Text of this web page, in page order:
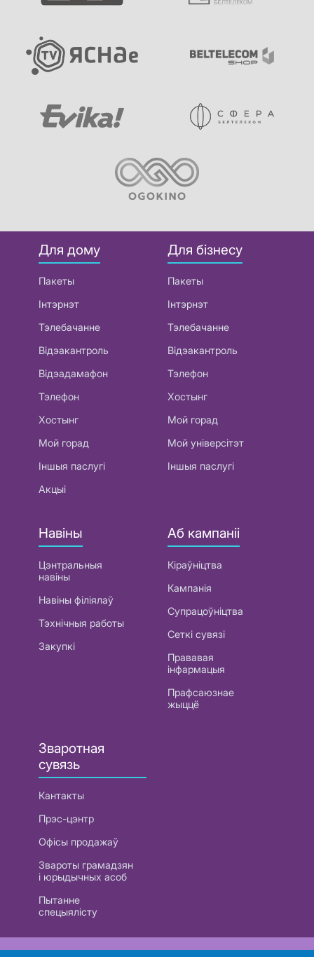
Для дому
Пакеты
Інтэрнэт
Тэлебачанне
Відэакантроль
Відэадамафон
Тэлефон
Хостынг
Мой горад
Іншыя паслугі
Акцыі
Для бізнесу
Пакеты
Інтэрнэт
Тэлебачанне
Відэакантроль
Тэлефон
Хостынг
Мой горад
Мой універсітэт
Іншыя паслугі
Навіны
Цэнтральныя
навіны
Навіны філіялаў
Тэхнічныя работы
Закупкі
Аб кампаніі
Кіраўніцтва
Кампанія
Супрацоўніцтва
Сеткі сувязі
Прававая
інфармацыя
Прафсаюзнае
жыццё
Зваротная
сувязь
Кантакты
Прэс-цэнтр
Офісы продажаў
Звароты грамадзян
і юрыдычных асоб
Пытанне
спецыялісту